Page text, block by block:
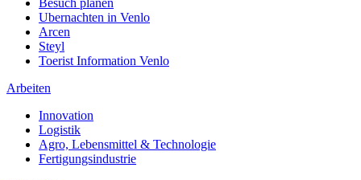
Ubernachten in Venlo
Arcen
Steyl
Toerist Information Venlo
Arbeiten
Innovation
Logistik
Agro, Lebensmittel & Technologie
Fertigungsindustrie